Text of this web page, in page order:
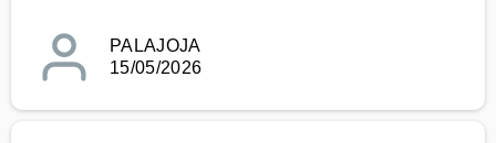
PALAJOJA
15/05/2026